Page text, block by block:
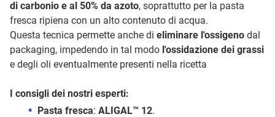
di carbonio e al 50% da azoto, soprattutto per la pasta
fresca ripiena con un alto contenuto di acqua.
Questa tecnica permette anche di eliminare l'ossigeno dal
packaging, impedendo in tal modo l'ossidazione dei grassi
e degli oli eventualmente presenti nella ricetta
I consigli dei nostri esperti:
Pasta fresca: ALIGAL™ 12.